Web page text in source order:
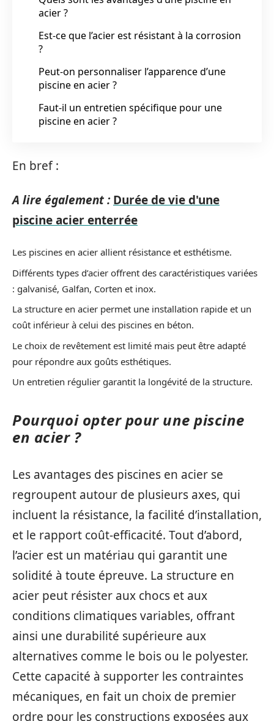
acier ?
Est-ce que l’acier est résistant à la corrosion
?
Peut-on personnaliser l’apparence d’une
piscine en acier ?
Faut-il un entretien spécifique pour une
piscine en acier ?
En bref :
A lire également : Durée de vie d'une
piscine acier enterrée
Les piscines en acier allient résistance et esthétisme.
Différents types d’acier offrent des caractéristiques variées
: galvanisé, Galfan, Corten et inox.
La structure en acier permet une installation rapide et un
coût inférieur à celui des piscines en béton.
Le choix de revêtement est limité mais peut être adapté
pour répondre aux goûts esthétiques.
Un entretien régulier garantit la longévité de la structure.
Pourquoi opter pour une piscine
en acier ?
Les avantages des piscines en acier se
regroupent autour de plusieurs axes, qui
incluent la résistance, la facilité d’installation,
et le rapport coût-efficacité. Tout d’abord,
l’acier est un matériau qui garantit une
solidité à toute épreuve. La structure en
acier peut résister aux chocs et aux
conditions climatiques variables, offrant
ainsi une durabilité supérieure aux
alternatives comme le bois ou le polyester.
Cette capacité à supporter les contraintes
mécaniques, en fait un choix de premier
ordre pour les constructions exposées aux